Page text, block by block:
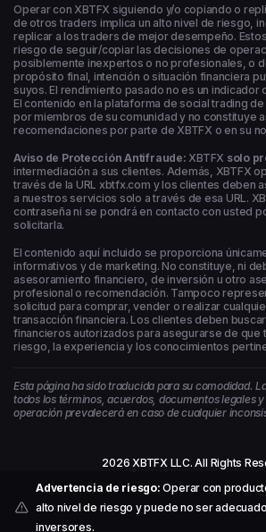
Advertencia de riesgo:Operar con
alto nivel de riesgo y puede no ser
inversores.
Operar con XBTFX siguiendo y/o copiando o
de otros traders implica un alto nivel de riesgo,
replicar a los traders de mejor desempeño.
riesgo de seguir/copiar las decisiones de
posiblemente inexpertos o no profesionales, o
propósito final, intención o situación financiera
suyos. El rendimiento pasado no es un indicador
El contenido en la plataforma de social trading
por miembros de su comunidad y no constituye
recomendaciones por parte de XBTFX o en su
Aviso de Protección Antifraude: XBTFX solo
intermediación a sus clientes. Además, XBTFX
través de la URL xbtfx.com y los clientes deben
a nuestros servicios solo a través de esa URL.
contraseña ni se pondrá en contacto con usted
solicitarla.
El contenido aquí incluido se proporciona
informativos y de marketing. No constituye, ni
asesoramiento financiero, de inversión u otro
profesional o recomendación. Tampoco
solicitud para comprar, vender o realizar
transacción financiera. Los clientes deben
financieros autorizados para asegurarse de que
riesgo, la experiencia y los conocimientos
Esta página ha sido traducida para su comodidad.
todos los términos, acuerdos, documentos legales
operación prevalecerá en caso de cualquier
2026 XBTFX LLC. All Rights